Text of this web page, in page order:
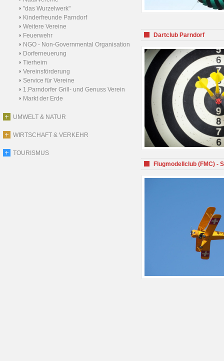
"das Wurzelwerk"
Kinderfreunde Parndorf
Weitere Vereine
Feuerwehr
NGO - Non-Governmental Organisation
Dorferneuerung
Tierheim
Vereinsförderung
Service für Vereine
1.Parndorfer Grill- und Genuss Verein
Markt der Erde
UMWELT & NATUR
WIRTSCHAFT & VERKEHR
TOURISMUS
Dartclub Parndorf
Flugmodellclub (FMC) -